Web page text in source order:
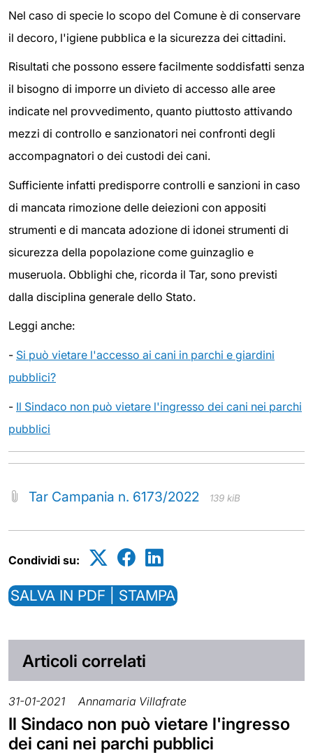
Nel caso di specie lo scopo del Comune è di conservare
il decoro, l'igiene pubblica e la sicurezza dei cittadini.
Risultati che possono essere facilmente soddisfatti senza
il bisogno di imporre un divieto di accesso alle aree
indicate nel provvedimento, quanto piuttosto attivando
mezzi di controllo e sanzionatori nei confronti degli
accompagnatori o dei custodi dei cani.
Sufficiente infatti predisporre controlli e sanzioni in caso
di mancata rimozione delle deiezioni con appositi
strumenti e di mancata adozione di idonei strumenti di
sicurezza della popolazione come guinzaglio e
museruola. Obblighi che, ricorda il Tar, sono previsti
dalla disciplina generale dello Stato.
Leggi anche:
- Si può vietare l'accesso ai cani in parchi e giardini
pubblici?
- Il Sindaco non può vietare l'ingresso dei cani nei parchi
pubblici
Tar Campania n. 6173/2022 139 kiB
Condividi su:
SALVA IN PDF | STAMPA
Articoli correlati
31-01-2021 Annamaria Villafrate
Il Sindaco non può vietare l'ingresso
dei cani nei parchi pubblici